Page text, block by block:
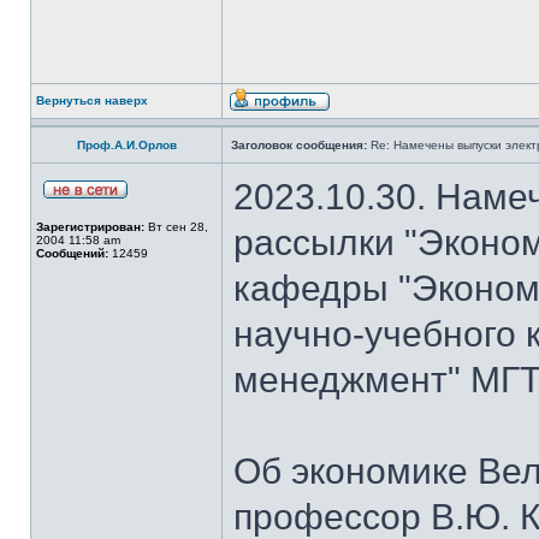
Вернуться наверх
Проф.А.И.Орлов Заголовок сообщения: Re: Намечены выпуски
Зарегистрирован: Вт сен 28,
2004 11:58 am
Сообщений: 12459
2023.10.30.
рассылки
кафедры
научно-
менеджмент"
Об экономике
профессор В.Ю.